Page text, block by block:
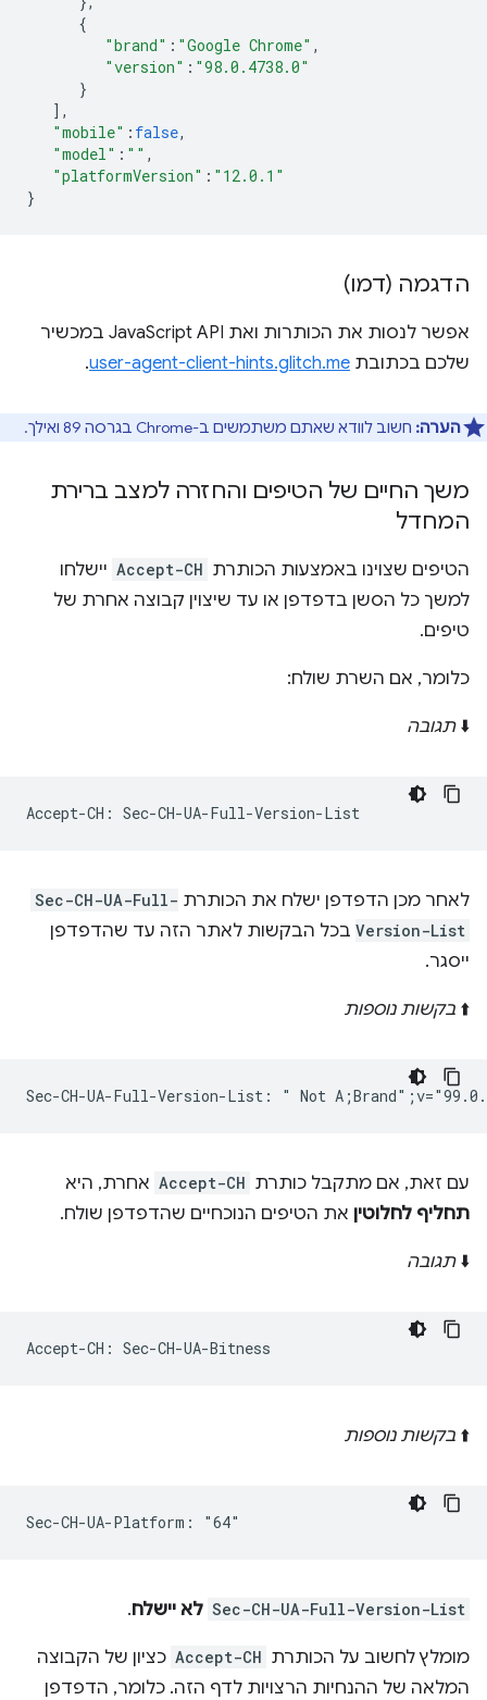
{
"brand" : "Google Chrome" ,
"version" : "98.0.4738.0"
}
],
"mobile" : false,
"model" : "" ,
"platformVersion" : "12.0.1"
}
הדגמה (דמו)
אפשר לנסות את הכותרות ואת JavaScript API במכשיר
שלכם בכתובת user-agent-client-hints.glitch.me
.
הערה: חשוב לוודא שאתם משתמשים ב-Chrome בגרסה 89 ואילך.
משך החיים של הטיפים והחזרה למצב ברירת
המחדל
הטיפים שצוינו באמצעות הכותרת Accept-CH יישלחו
למשך כל הסשן בדפדפן או עד שיצוין קבוצה אחרת של
טיפים.
כלומר, אם השרת שולח:
⬇️תגובה
לאחר מכן הדפדפן ישלח את הכותרת Sec-CH-UA-Full-
Version-List בכל הבקשות לאתר הזה עד שהדפדפן
ייסגר.
⬆️ בקשות נוספות
עם זאת, אם מתקבל כותרת Accept-CH אחרת, היא
תחליף לחלוטין את הטיפים הנוכחיים שהדפדפן שולח.
⬇️תגובה
⬆️ בקשות נוספות
Sec-CH-UA-Full-Version-List לא יישלח.
מומלץ לחשוב על הכותרת Accept-CH כציון של הקבוצה
המלאה של ההנחיות הרצויות לדף הזה. כלומר, הדפדפן